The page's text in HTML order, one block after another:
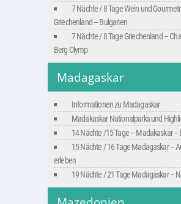
7 Nächte / 8 Tage Wein und
Griechenland – Bulgarien
7 Nächte / 8 Tage Griechenland –
Berg Olymp
Madagaskar
Informationen zu Madagaskar
Madakaskar Nationalparks und
14 Nächte /15 Tage – Madakaskar –
15 Nächte / 16 Tage Madagaskar –
erleben
19 Nächte / 21 Tage Madagaskar –